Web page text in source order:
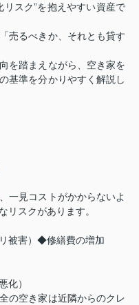
スク”を抱えやすい資産で
売るべきか、それとも貸す
を踏まえながら、空き家を
基準を分かりやすく解説し
一見コストがかからないよ
リスクがあります。
被害）◆修繕費の増加
化）
の空き家は近隣からのクレ